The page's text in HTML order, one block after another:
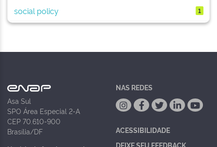
social policy 1
Asa Sul
SPO Área Especial 2-A
CEP 70.610-900
Brasília/DF
NAS REDES
ACESSIBILIDADE
DEIXE SEU FEEDBACK